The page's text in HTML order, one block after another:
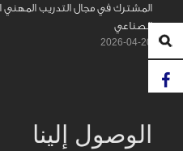
المشترك في مجال التدريب
الصناعي
2026-04-20
الوصول إلينا